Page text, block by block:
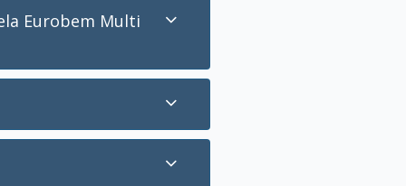
Eurobem Multi